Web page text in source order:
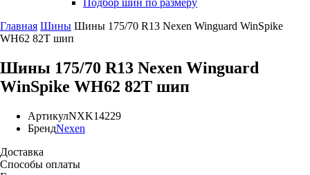
Подбор шин по размеру
Главная Шины Шины 175/70 R13 Nexen Winguard WinSpike
WH62 82T шип
Шины 175/70 R13 Nexen Winguard
WinSpike WH62 82T шип
АртикулNXK14229
БрендNexen
Доставка
Способы оплаты